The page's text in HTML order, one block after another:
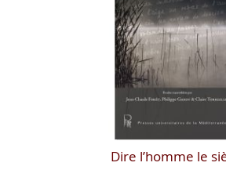
Dire l’homme le